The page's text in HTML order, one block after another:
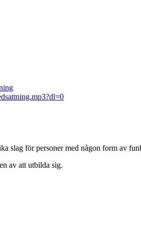
slag för personer med någon form av
av att utbilda sig.